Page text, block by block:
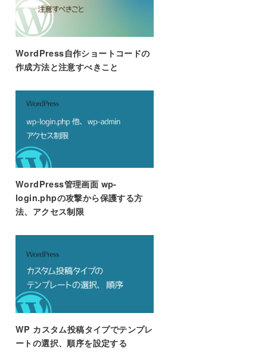
WordPress自作ショートコードの
作成方法と注意すべきこと
WordPress管理画面 wp-
login.phpの攻撃から保護する方
法、アクセス制限
WP カスタム投稿タイプでテンプレ
ートの選択、順序を設定する